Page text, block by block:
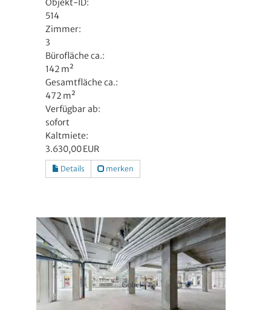
Objekt-ID:
514
Zimmer:
3
Bürofläche ca.:
142 m²
Gesamtfläche ca.:
472 m²
Verfügbar ab:
sofort
Kaltmiete:
3.630,00 EUR
Details merken